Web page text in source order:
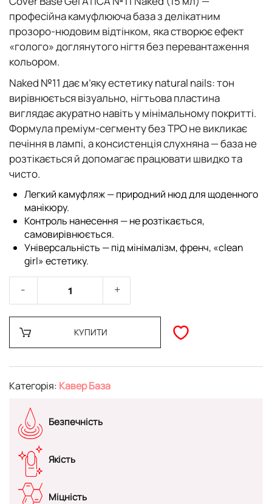
професійна камуфлююча база з делікатним
прозоро-нюдовим відтінком, яка створює ефект
«голого» доглянутого нігтя без перевантаження
кольором.
Naked №11 дає м’яку естетику natural nails: тон
вирівнюється візуально, нігтьова пластина
виглядає акуратно навіть у мінімальному покритті.
Формула преміум-сегменту без TPO не викликає
печіння в лампі, а консистенція слухняна — база не
розтікається й допомагає працювати швидко та
чисто.
Легкий камуфляж — природний нюд для щоденного
манікюру.
Контроль нанесення — не розтікається,
самовирівнюється.
Універсальність — під мінімалізм, френч, «clean
girl» естетику.
КУПИТИ
Категорія: Кавер База
Безпечність
Якість
Міцність